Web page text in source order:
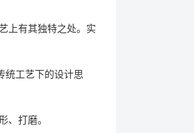
上有其独特之处。实
统工艺下的设计思
、打磨。